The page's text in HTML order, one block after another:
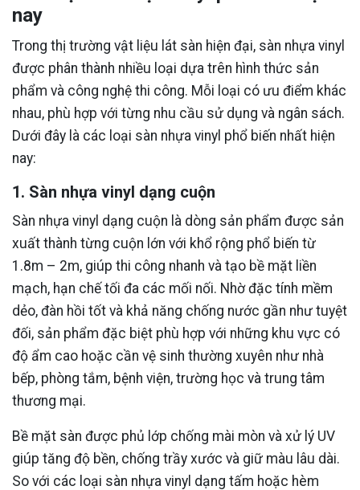
nay
Trong thị trường vật liệu lát sàn hiện đại, sàn nhựa vinyl
được phân thành nhiều loại dựa trên hình thức sản
phẩm và công nghệ thi công. Mỗi loại có ưu điểm khác
nhau, phù hợp với từng nhu cầu sử dụng và ngân sách.
Dưới đây là các loại sàn nhựa vinyl phổ biến nhất hiện
nay:
1. Sàn nhựa vinyl dạng cuộn
Sàn nhựa vinyl dạng cuộn là dòng sản phẩm được sản
xuất thành từng cuộn lớn với khổ rộng phổ biến từ
1.8m – 2m, giúp thi công nhanh và tạo bề mặt liền
mạch, hạn chế tối đa các mối nối. Nhờ đặc tính mềm
dẻo, đàn hồi tốt và khả năng chống nước gần như tuyệt
đối, sản phẩm đặc biệt phù hợp với những khu vực có
độ ẩm cao hoặc cần vệ sinh thường xuyên như nhà
bếp, phòng tắm, bệnh viện, trường học và trung tâm
thương mại.
Bề mặt sàn được phủ lớp chống mài mòn và xử lý UV
giúp tăng độ bền, chống trầy xước và giữ màu lâu dài.
So với các loại sàn nhựa vinyl dạng tấm hoặc hèm